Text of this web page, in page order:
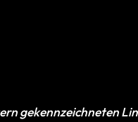
gekennzeichneten